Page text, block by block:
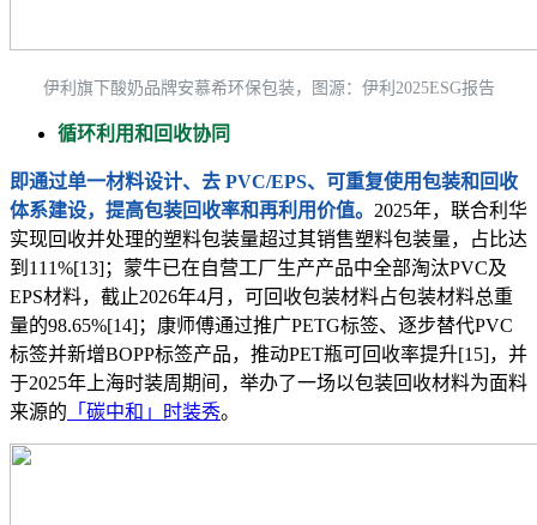
伊利旗下酸奶品牌安慕希环保包装，图源：伊利2025ESG报告
循环利用和回收协同
即通过单一材料设计、去 PVC/EPS、可重复使用包装和回收
体系建设，提高包装回收率和再利用价值。 2025年，联合利华
实现回收并处理的塑料包装量超过其销售塑料包装量，占比达
到111%[13]；蒙牛已在自营工厂生产产品中全部淘汰PVC及
EPS材料，截止2026年4月，可回收包装材料占包装材料总重
量的98.65%[14]；康师傅通过推广PETG标签、逐步替代PVC
标签并新增BOPP标签产品，推动PET瓶可回收率提升[15]，并
于2025年上海时装周期间，举办了一场以包装回收材料为面料
来源的 「碳中和」时装秀。